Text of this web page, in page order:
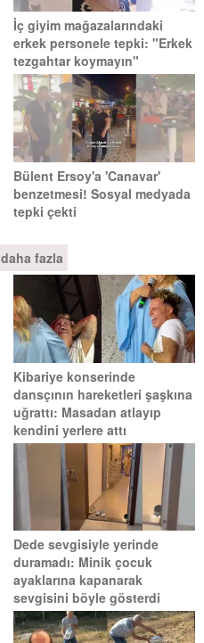
İç giyim mağazalarındaki
erkek personele tepki: "Erkek
tezgahtar koymayın"
Bülent Ersoy'a 'Canavar'
benzetmesi! Sosyal medyada
tepki çekti
daha fazla
Kibariye konserinde
dansçının hareketleri şaşkına
uğrattı: Masadan atlayıp
kendini yerlere attı
Dede sevgisiyle yerinde
duramadı: Minik çocuk
ayaklarına kapanarak
sevgisini böyle gösterdi